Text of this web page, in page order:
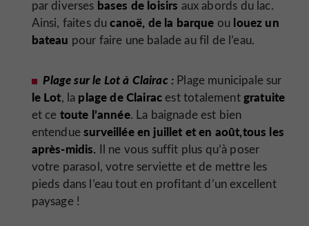
par diverses bases de loisirs aux abords du lac.
Ainsi, faites ducanoë, de la barque ou louez un
bateau pour faire une balade au fil de l’eau.
Plage sur le Lot à Clairac : Plage municipale sur
le Lot, la plage de Clairacest totalementgratuite
et ce toute l’année. La baignade est bien
entenduesurveillée en juillet et en août,tous les
après-midis. Il ne vous suffit plus qu’à poser
votre parasol, votre serviette et de mettre les
pieds dans l’eau tout en profitant d’un excellent
paysage !